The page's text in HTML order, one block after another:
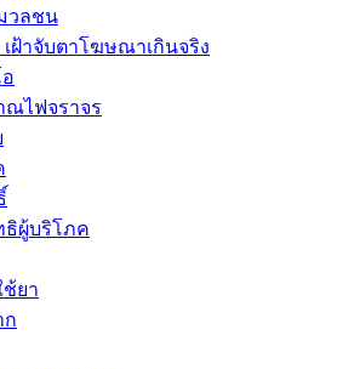
วลชน
ฝ้าจับตาโฆษณาเกินจริง
ไฟจราจร
ผู้บริโภค
ยา
ก